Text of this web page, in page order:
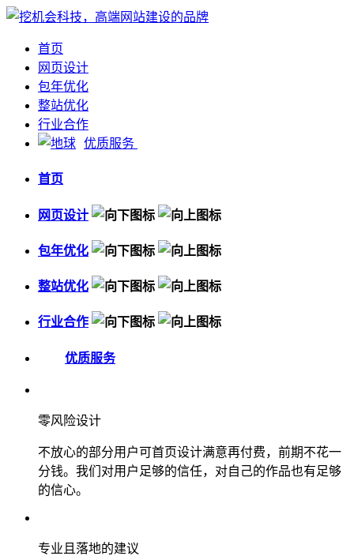
首页
网页设计
包年优化
整站优化
行业合作
优质服务
首页
网页设计
包年优化
整站优化
行业合作
优质服务
零风险设计
不放心的部分用户可首页设计满意再付费，前期不花一
分钱。我们对用户足够的信任，对自己的作品也有足够
的信心。
专业且落地的建议